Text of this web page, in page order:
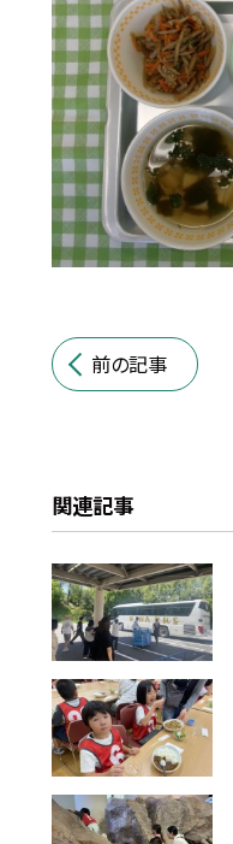
前の記事
関連記事